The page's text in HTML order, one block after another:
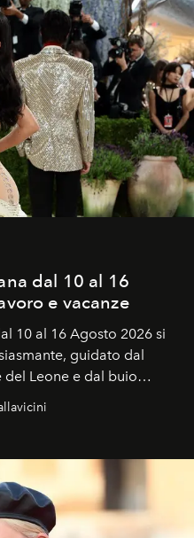
dal 10 al 16
e vacanze
10 al 16 Agosto 2026 si
guidato dal
Leone e dal buio
Leone del 12 agosto,